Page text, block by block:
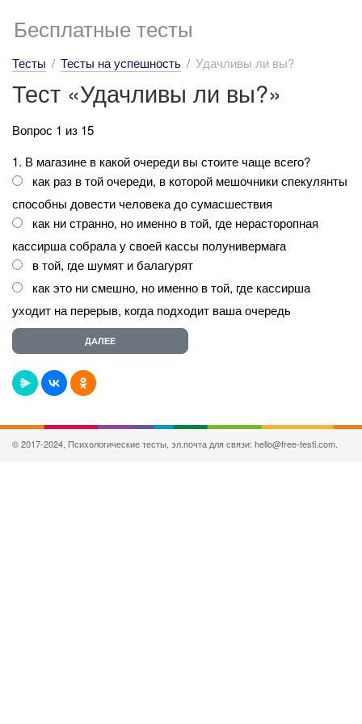
Бесплатные тесты
Тесты Тесты на успешность Удачливы ли вы?
Тест «Удачливы ли вы?»
Вопрос 1 из 15
1. В магазине в какой очереди вы стоите чаще всего?
как раз в той очереди, в которой мешочники спекулянты
способны довести человека до сумасшествия
как ни странно, но именно в той, где нерасторопная
кассирша собрала у своей кассы полунивермага
в той, где шумят и балагурят
как это ни смешно, но именно в той, где кассирша
уходит на перерыв, когда подходит ваша очередь
© 2017-2024, Психологические тесты, эл.почта для связи: hello@free-testi.com.